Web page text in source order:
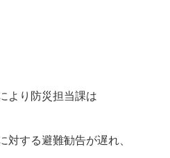
より防災担当課は
する避難勧告が遅れ、